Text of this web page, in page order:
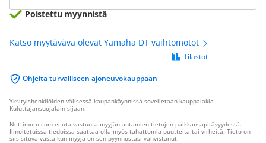
Poistettu myynnistä
Katso myytävävä olevat Yamaha DT vaihtomotot
Ohjeita turvalliseen ajoneuvokauppaan
Tilastot
Yksityishenkilöiden välisessä kaupankäynnissä sovelletaan kauppalakia
Kuluttajansuojalain sijaan.
Nettimoto.com ei ota vastuuta myyjän antamien tietojen paikkansapitävyydestä.
Ilmoitetuissa tiedoissa saattaa olla myös tahattomia puutteita tai virheitä. Tieto on
siis sitova vasta kun myyjä on sen pyynnöstäsi vahvistanut.